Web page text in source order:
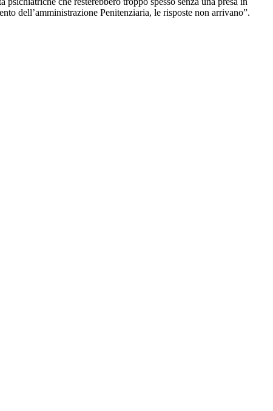
dell’amministrazione Penitenziaria, le risposte non arrivano”.